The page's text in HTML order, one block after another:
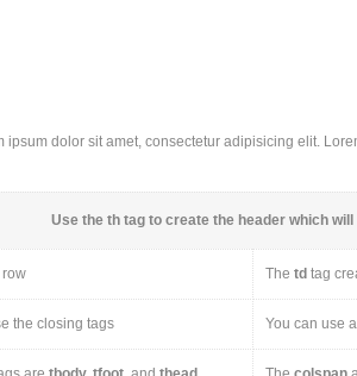
ipsum dolor sit amet, consectetur adipisicing elit.
Use the th tag to create the header which
row The td tag
the closing tags You can use